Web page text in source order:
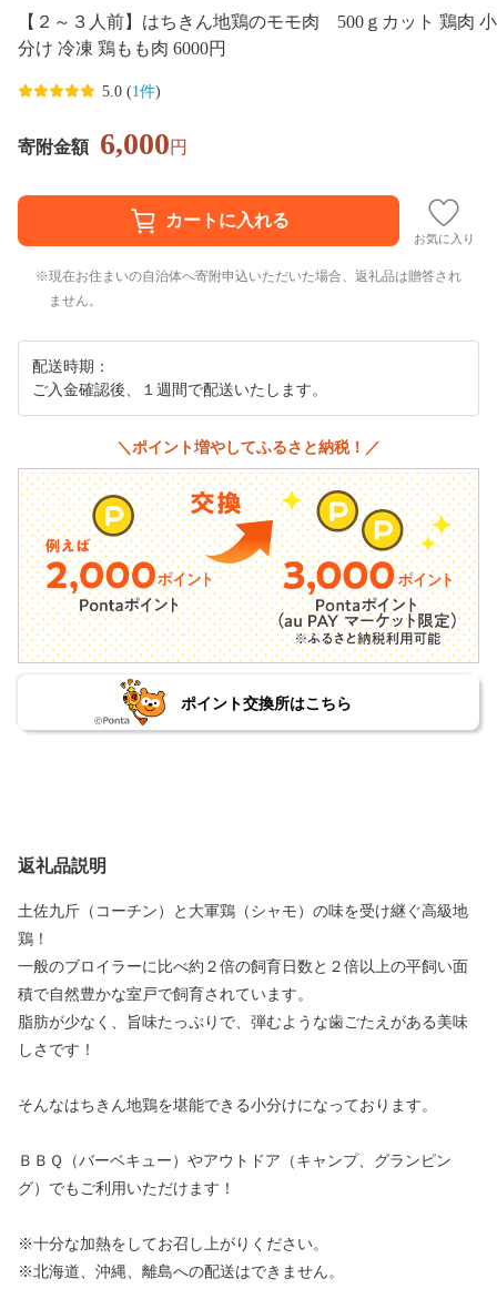
【２～３人前】はちきん地鶏のモモ肉 500ｇカット 鶏肉 小
分け 冷凍 鶏もも肉 6000円
5.0 (1件)
寄附金額 6,000円
お気に入り
現在お住まいの自治体へ寄附申込いただいた場合、返礼品は贈答され
ません。
配送時期：
ご入金確認後、１週間で配送いたします。
＼ポイント増やしてふるさと納税！／
ポイント交換所はこちら
返礼品説明
土佐九斤（コーチン）と大軍鶏（シャモ）の味を受け継ぐ高級地
鶏！
一般のブロイラーに比べ約２倍の飼育日数と２倍以上の平飼い面
積で自然豊かな室戸で飼育されています。
脂肪が少なく、旨味たっぷりで、弾むような歯ごたえがある美味
しさです！
そんなはちきん地鶏を堪能できる小分けになっております。
ＢＢＱ（バーベキュー）やアウトドア（キャンプ、グランピン
グ）でもご利用いただけます！
※十分な加熱をしてお召し上がりください。
※北海道、沖縄、離島への配送はできません。